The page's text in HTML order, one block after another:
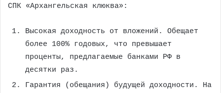
СПК «Архангельская клюква»:
Высокая доходность от вложений. Обещает
более 100% годовых, что превышает
проценты, предлагаемые банками РФ в
десятки раз.
Гарантия (обещания) будущей доходности. На